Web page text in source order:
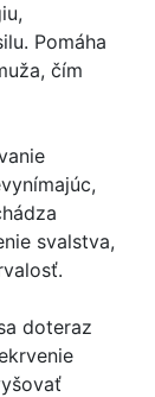
Pomáha
čím
svalstva,
doteraz